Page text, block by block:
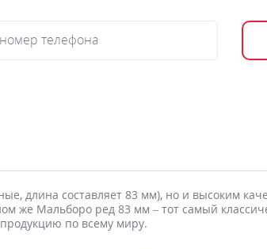
телефона
длина составляет 83 мм), но и высоким
же Мальборо ред 83 мм – тот самый
по всему миру.